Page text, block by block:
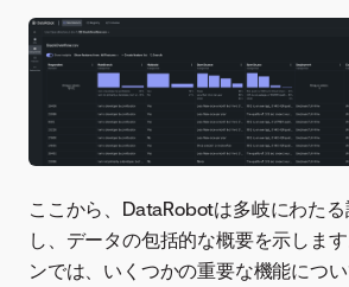
ここから、DataRobotは多岐にわた
し、データの包括的な概要を示しま
ンでは、いくつかの重要な機能につ